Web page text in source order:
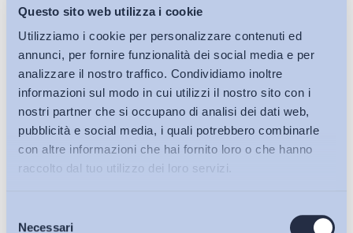
Questo sito web utilizza i cookie
Utilizziamo i cookie per personalizzare contenuti ed
annunci, per fornire funzionalità dei social media e per
analizzare il nostro traffico. Condividiamo inoltre
informazioni sul modo in cui utilizzi il nostro sito con i
nostri partner che si occupano di analisi dei dati web,
pubblicità e social media, i quali potrebbero combinarle
con altre informazioni che hai fornito loro o che hanno
raccolto dal tuo utilizzo dei loro servizi.
delNecessariBollettini ADAPT
30/06/2021
Colmare il differenziale retributivo di genere –
highlights da un progetto europeo
Mercato del lavoro
LINK
Innovazione, crescita, territorio. Una proposta made in